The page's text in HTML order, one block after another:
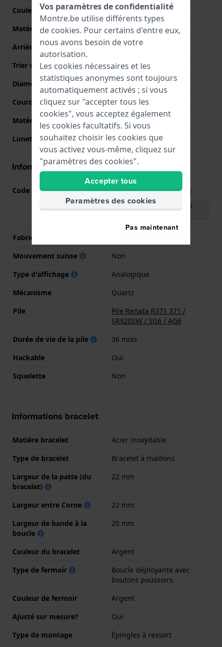
Couleur du boîtier
Argent
Matériau du boîtier arrière
Acier inoxydable
Arrière de Boitier
Couvercle à pression
Trier verre
Minéral
Diamètre du verre
33.50
Couronne
Couronne de tirer
Matérielle lunette
Acier inoxydable
Lunette tournante
Aucun - Corrigé
Informations mouvement
Code Mouvement VR32(Voir les spécifications )
Télécharger le manuel
Fabricant de mouvement
Mouvement suisse
Non
Type d'affichage
Analogique
Mécanisme
Quartz
Pile
Pile Renata R371 371 /
SR920SW / SG6 / AG6
Durée de vie de la pile
36 mois
Hackable
Oui
Squelette
Non
Informations bracelet
Matière bracelet
Acier inoxydable
Type de bracelet
Bracelet à maillons
Largeur de la patte (du
bracelet)
22 mm
Largeur entre Corne
22 mm
Largeur de bande à la
boucle
20 mm
Couleur du bracelet
Argent
Type de fermoir
Boucle déployante avec
boutons poussoirs
Couleur de fermoir
Argent
Ajusté sur mesure?
Oui
Type de montage
Épingles à ressort
Vos paramètres de confidentialité
Montre.be utilise différents types
de cookies. Pour certains d'entre eux,
nous avons besoin de votre
autorisation.
Les cookies nécessaires et les
statistiques anonymes sont toujours
automatiquement activés ; si vous
cliquez sur "accepter tous les
cookies", vous acceptez également
les cookies facultatifs. Si vous
souhaitez choisir les cookies que
vous activez vous-même, cliquez sur
"paramètres des cookies".
Accepter tous
Paramètres des cookies
Pas maintenant